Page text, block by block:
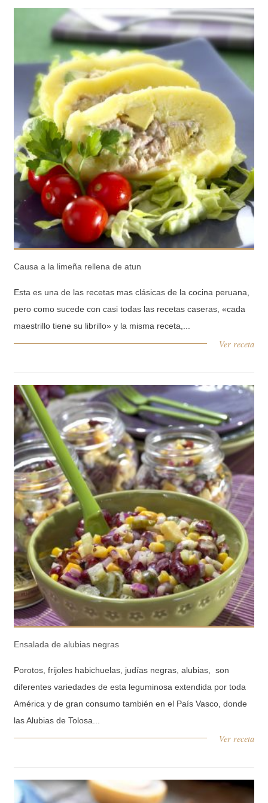
Causa a la limeña rellena de atun
Esta es una de las recetas mas clásicas de la cocina peruana,
pero como sucede con casi todas las recetas caseras, «cada
maestrillo tiene su librillo» y la misma receta,...
Ver receta
Ensalada de alubias negras
Porotos, frijoles habichuelas, judías negras, alubias, son
diferentes variedades de esta leguminosa extendida por toda
América y de gran consumo también en el País Vasco, donde
las Alubias de Tolosa...
Ver receta